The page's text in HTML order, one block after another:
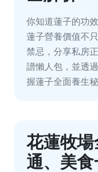
你知道蓮子的功
蓮子營養價值不
禁忌，分享私房
譜懶人包，並透
握蓮子全面養生
花蓮牧
通、美